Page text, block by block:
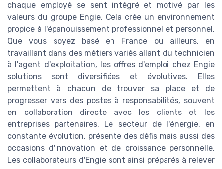
chaque employé se sent intégré et motivé par les
valeurs du groupe Engie. Cela crée un environnement
propice à l'épanouissement professionnel et personnel.
Que vous soyez basé en France ou ailleurs, en
travaillant dans des métiers variés allant du technicien
à l'agent d'exploitation, les offres d'emploi chez Engie
solutions sont diversifiées et évolutives. Elles
permettent à chacun de trouver sa place et de
progresser vers des postes à responsabilités, souvent
en collaboration directe avec les clients et les
entreprises partenaires. Le secteur de l'énergie, en
constante évolution, présente des défis mais aussi des
occasions d'innovation et de croissance personnelle.
Les collaborateurs d'Engie sont ainsi préparés à relever